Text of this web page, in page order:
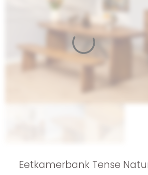
Eetkamerbank Tense